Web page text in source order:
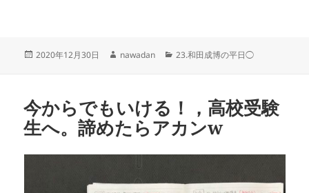
投
2020年12月30日
作
nawadan
カ
ー
23.和田成博の平日◯
今からでもいける！，高校受験
生へ。諦めたらアカンw